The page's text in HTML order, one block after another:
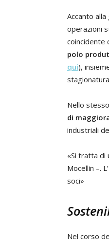
Accanto
operazioni
coincidente
polo
qui),
Nello
di
industriali
«Si tratta di
Mocellin –.
soci»
Nel corso